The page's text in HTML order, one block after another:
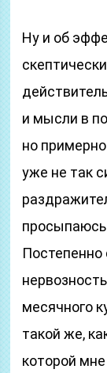
Ну и об
и мысли в
но
уже не так
просыпаюсь
месячного
такой же,
которой